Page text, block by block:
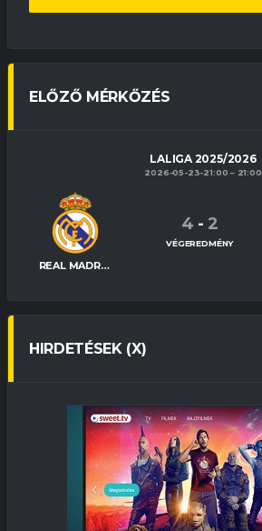
ELŐZŐ MÉRKŐZÉS
LALIGA 2025/2026
2026-05-23-21:00 21:00
REAL MADRID
4 - 2
VÉGEREDMÉNY
HIRDETÉSEK (X)